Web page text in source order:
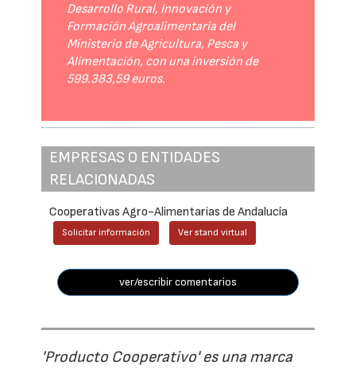
Desarrollo Rural, Innovación y
Formación Agroalimentaria del
Ministerio de Agricultura, Pesca y
Alimentación, con una inversión de
599.383,59 euros.
EMPRESAS O ENTIDADES
RELACIONADAS
Cooperativas Agro-Alimentarias de Andalucía
Solicitar información Ver stand virtual
ver/escribir comentarios
'Producto Cooperativo' es una marca